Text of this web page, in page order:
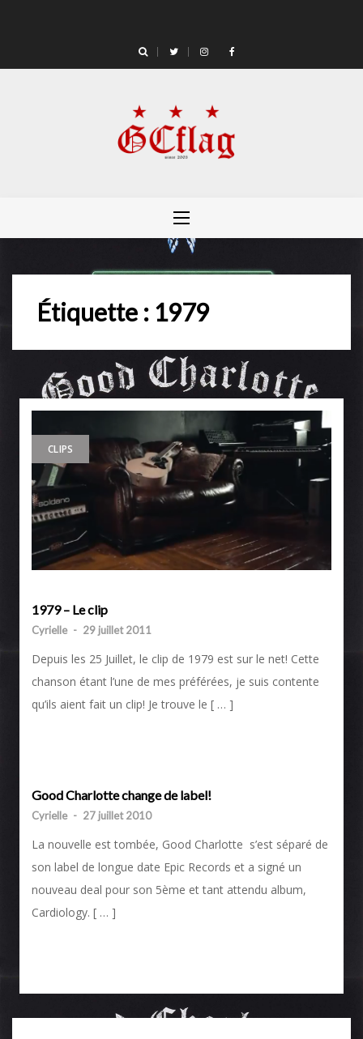
Étiquette : 1979
CLIPS
1979 – Le clip
Cyrielle - 29 juillet 2011
Depuis les 25 Juillet, le clip de 1979 est sur le net! Cette
chanson étant l’une de mes préférées, je suis contente
qu’ils aient fait un clip! Je trouve le [ … ]
Good Charlotte change de label!
Cyrielle - 27 juillet 2010
La nouvelle est tombée, Good Charlotte s’est séparé de
son label de longue date Epic Records et a signé un
nouveau deal pour son 5ème et tant attendu album,
Cardiology. [ … ]